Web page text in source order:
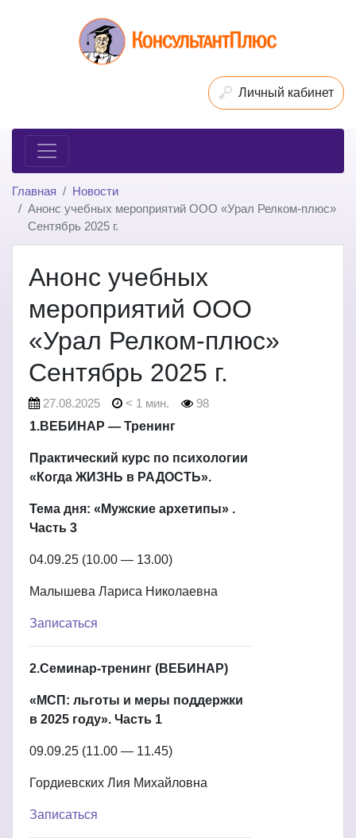
Личный кабинет
Главная
Новости
Анонс учебных мероприятий ООО «Урал Релком-плюс»
Сентябрь 2025 г.
Анонс учебных
мероприятий ООО
«Урал Релком-плюс»
Сентябрь 2025 г.
27.08.2025 < 1 мин.
98
1.ВЕБИНАР — Тренинг
Практический курс по психологии
«Когда ЖИЗНЬ в РАДОСТЬ».
Тема дня: «Мужские архетипы» .
Часть 3
04.09.25 (10.00 — 13.00)
Малышева Лариса Николаевна
Записаться
2.Семинар-тренинг (ВЕБИНАР)
«МСП: льготы и меры поддержки
в 2025 году». Часть 1
09.09.25 (11.00 — 11.45)
Гордиевских Лия Михайловна
Записаться